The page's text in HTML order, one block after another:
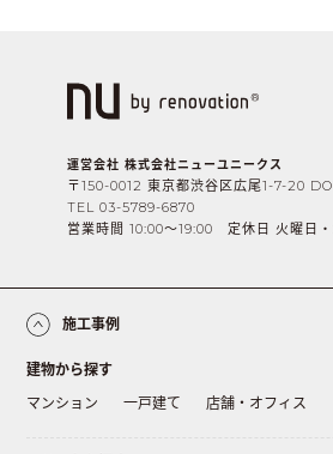
運営会社 株式会社ニューユニークス
〒150-0012 東京都渋谷区広尾1-7-20
TEL 03-5789-6870
営業時間 10:00〜19:00 定休日 火曜日・
施工事例
建物から探す
マンション
一戸建て 店舗・オフィス